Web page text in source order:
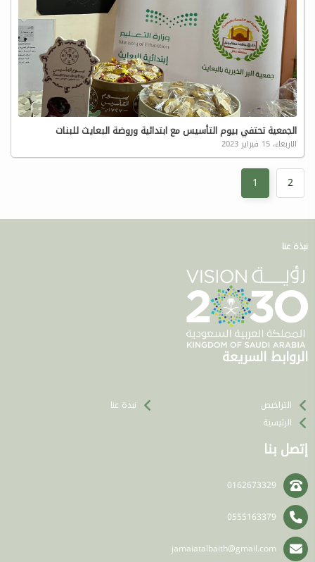
الجمعية تحتفي بيوم التأسيس مع ابتدائية وروضة البعايث للبنات
الاربعاء، 15 فبراير 2023
1 2
نبذة عنا
الروابط السريعة
التراخيص
الرئيسية
نبذة عنا
إتصل بنا
0162673329
0555163379
jamaiatalbaith@gmail.com